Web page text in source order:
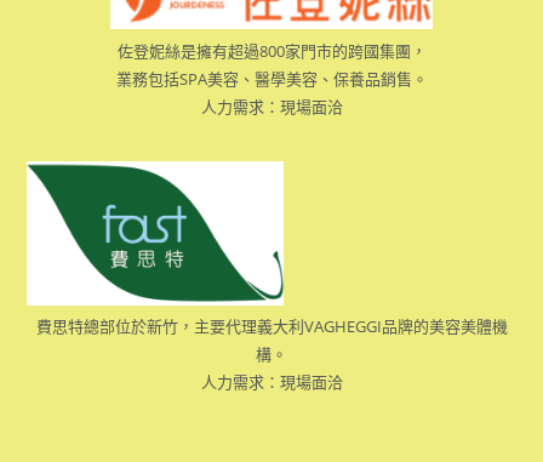
佐登妮絲是擁有超過800家門市的跨國集團，
業務包括SPA美容、醫學美容、保養品銷售。
人力需求：現場面洽
費思特總部位於新竹，主要代理義大利VAGHEGGI品牌的美容美體機
構。
人力需求：現場面洽